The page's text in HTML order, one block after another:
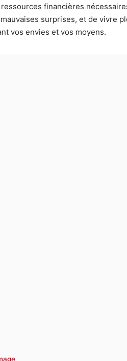
financières
surprises, et de vivre
vos envies et vos moyens.